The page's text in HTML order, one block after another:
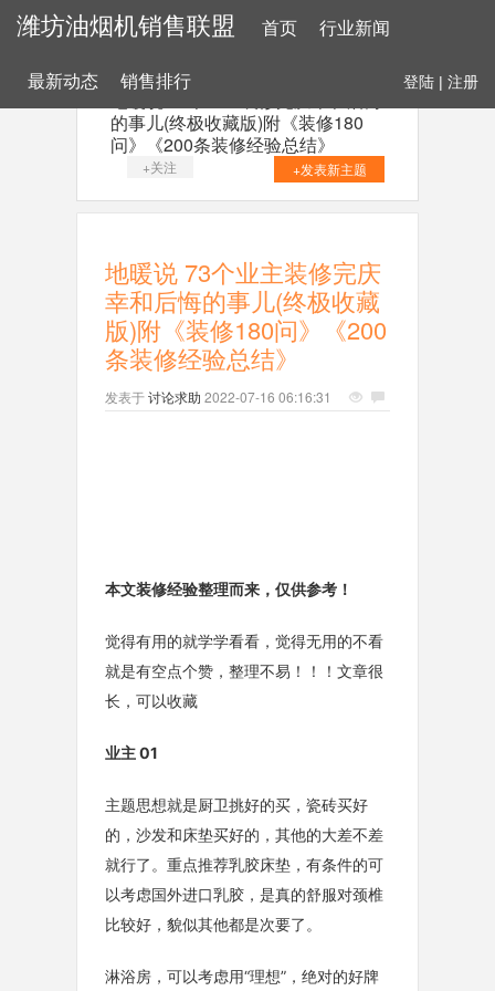
潍坊油烟机销售联盟 首页 行业新闻
最新动态 销售排行 登陆 | 注册
的事儿(终极收藏版)附《装修180
问》《200条装修经验总结》
+关注 +发表新主题
地暖说 73个业主装修完庆
幸和后悔的事儿(终极收藏
版)附《装修180问》《200
条装修经验总结》
发表于讨论求助 2022-07-16 06:16:31
本文装修经验整理而来，仅供参考！
觉得有用的就学学看看，觉得无用的不看
就是有空点个赞，整理不易！！！文章很
长，可以收藏
业主 01
主题思想就是厨卫挑好的买，瓷砖买好
的，沙发和床垫买好的，其他的大差不差
就行了。重点推荐乳胶床垫，有条件的可
以考虑国外进口乳胶，是真的舒服对颈椎
比较好，貌似其他都是次要了。
淋浴房，可以考虑用“理想”，绝对的好牌